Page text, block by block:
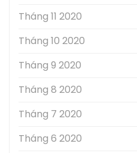
Tháng 11 2020
Tháng 10 2020
Tháng 9 2020
Tháng 8 2020
Tháng 7 2020
Tháng 6 2020